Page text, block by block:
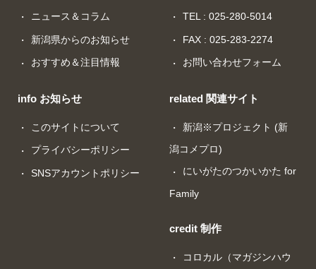
ニュース＆コラム
新潟県からのお知らせ
おすすめ＆注目情報
info お知らせ
このサイトについて
プライバシーポリシー
SNSアカウントポリシー
TEL : 025-280-5014
FAX : 025-283-2274
お問い合わせフォーム
related 関連サイト
新潟※プロジェクト (新
潟コメプロ)
にいがたのつかいかた for
Family
credit 制作
コロカル（マガジンハウ